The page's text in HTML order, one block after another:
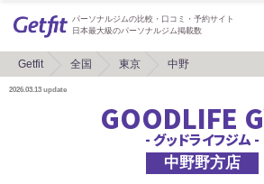
パーソナルジムの比較・口コミ・予約サイト
日本最大級のパーソナルジム掲載数
Getfit 全国 東京 中野
2026.03.13 update
GOODLIFE
- グッドライフジム -
中野野方店